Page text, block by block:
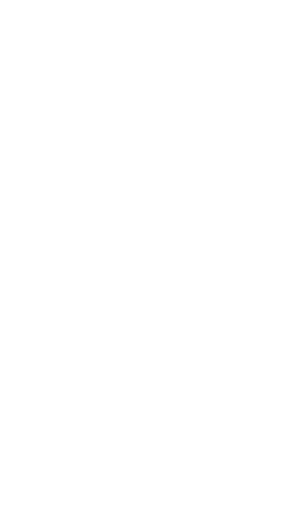
hasta cinco fichajes
para firmar su nuevo
para reforzar el centro
Leverkusen 2-1 Sevilla